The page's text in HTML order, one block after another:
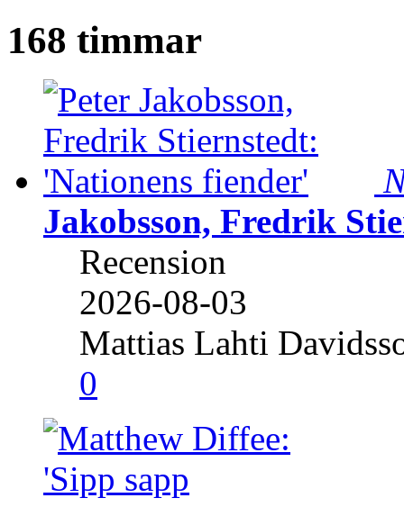
168 timmar
Jakobsson, Fredrik
Recension
2026-08-03
Mattias Lahti
0